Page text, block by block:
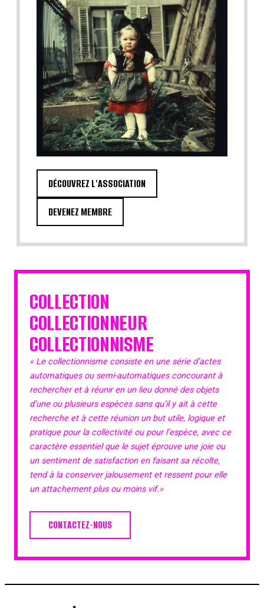
DÉCOUVREZ L'ASSOCIATION
DEVENEZ MEMBRE
COLLECTION
COLLECTIONNEUR
COLLECTIONNISME
« Le collectionnisme consiste en une série d’actes
automatiques ou semi-automatiques concourant à
rechercher et à réunir en un lieu donné des objets
d’une ou plusieurs espèces sans qu’il y ait à cette
recherche et à cette réunion un but utile, logique et
pratique pour la collectivité ou pour l’espèce, avec ce
caractère essentiel que le sujet éprouve une joie ou
un sentiment de satisfaction en faisant sa récolte,
tend à la conserver jalousement et ressent pour elle
un attachement plus ou moins vif.»
CONTACTEZ-NOUS